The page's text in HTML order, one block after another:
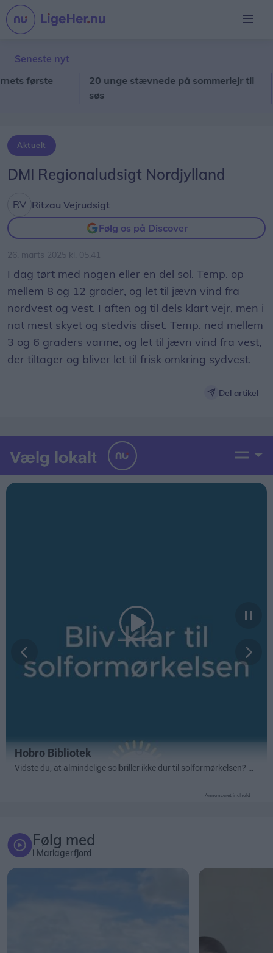
Seneste nyt
første
20 unge stævnede på sommerlejr til
Aktuelt
DMI Regionaludsigt Nordjylland
Ritzau Vejrudsigt
Følg os på Discover
26. marts 2025 kl. 05.41
I dag tørt med nogen eller en del sol. Temp. op
mellem 8 og 12 grader, og let til jævn vind fra
nordvest og vest. I aften og til dels klart vejr, men i
nat mest skyet og stedvis diset. Temp. ned mellem
3 og 6 graders varme, og let til jævn vind fra vest,
der tiltager og bliver let til frisk omkring sydvest.
Del artikel
Annonceret indhold
Følg med
i Mariagerfjord